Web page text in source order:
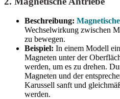
Beschreibung:
Wechselwirkung zwischen
zu bewegen.
Beispiel: In einem Modell
Magneten unter der
werden, um es zu drehen.
Magneten und der
Karussell sanft und
werden.